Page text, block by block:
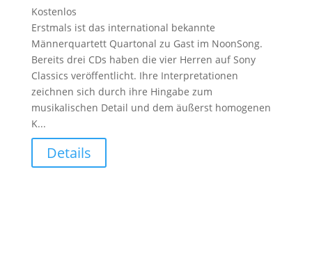
Kostenlos
Erstmals ist das international bekannte
Männerquartett Quartonal zu Gast im NoonSong.
Bereits drei CDs haben die vier Herren auf Sony
Classics veröffentlicht. Ihre Interpretationen
zeichnen sich durch ihre Hingabe zum
musikalischen Detail und dem äußerst homogenen
K...
Details